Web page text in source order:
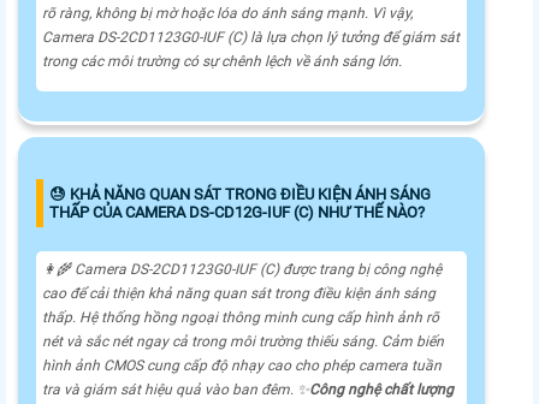
rõ ràng, không bị mờ hoặc lóa do ánh sáng mạnh. Vì vậy,
Camera DS-2CD1123G0-IUF (C) là lựa chọn lý tưởng để giám sát
trong các môi trường có sự chênh lệch về ánh sáng lớn.
😓 KHẢ NĂNG QUAN SÁT TRONG ĐIỀU KIỆN ÁNH SÁNG
THẤP CỦA CAMERA DS-CD12G-IUF (C) NHƯ THẾ NÀO?
👩‍🌾 Camera DS-2CD1123G0-IUF (C) được trang bị công nghệ
cao để cải thiện khả năng quan sát trong điều kiện ánh sáng
thấp. Hệ thống hồng ngoại thông minh cung cấp hình ảnh rõ
nét và sắc nét ngay cả trong môi trường thiếu sáng. Cảm biến
hình ảnh CMOS cung cấp độ nhạy cao cho phép camera tuần
tra và giám sát hiệu quả vào ban đêm. ✨Công nghệ chất lượng